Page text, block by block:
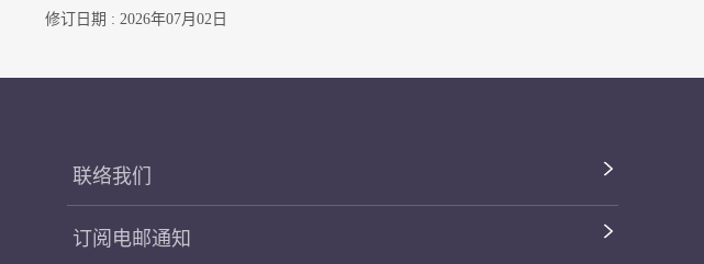
修订日期 : 2026年07月02日
联络我们
订阅电邮通知